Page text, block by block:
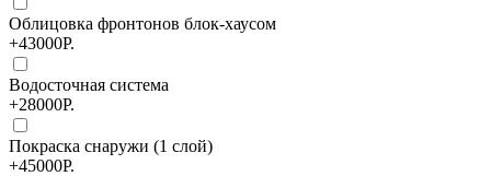
Облицовка фронтонов блок-хаусом
+43000Р.
Водосточная система
+28000Р.
Покраска снаружи (1 слой)
+45000Р.